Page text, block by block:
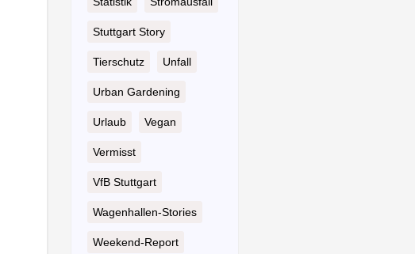
Stuttgart Story
Tierschutz Unfall
Urban Gardening
Urlaub Vegan
Vermisst
VfB Stuttgart
Wagenhallen-Stories
Weekend-Report